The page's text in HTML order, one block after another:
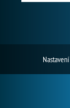
Nastavení